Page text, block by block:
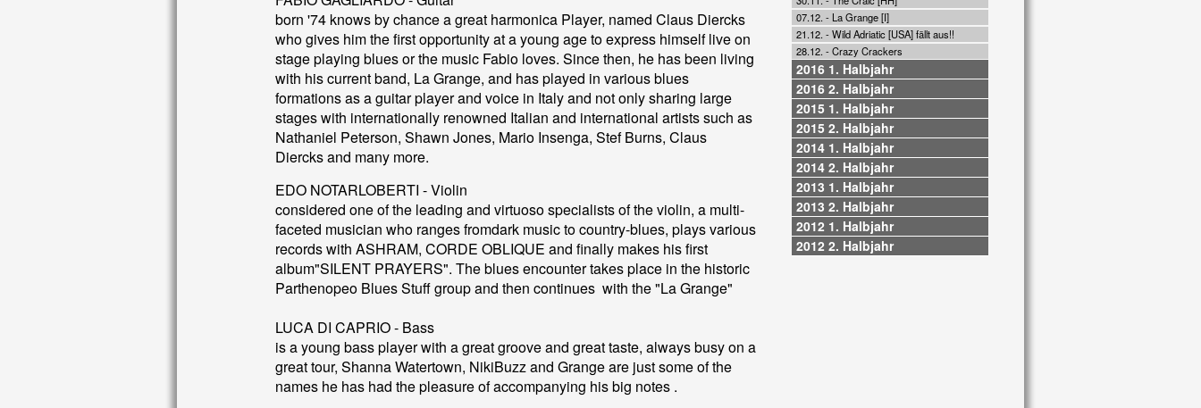
born '74 knows by chance a great harmonica Player, named Claus Diercks
who gives him the first opportunity at a young age to express himself live on
stage playing blues or the music Fabio loves. Since then, he has been living
with his current band, La Grange, and has played in various blues
formations as a guitar player and voice in Italy and not only sharing large
stages with internationally renowned Italian and international artists such as
Nathaniel Peterson, Shawn Jones, Mario Insenga, Stef Burns, Claus
Diercks and many more.
EDO NOTARLOBERTI - Violin
considered one of the leading and virtuoso specialists of the violin, a multi-
faceted musician who ranges fromdark music to country-blues, plays various
records with ASHRAM, CORDE OBLIQUE and finally makes his first
album"SILENT PRAYERS". The blues encounter takes place in the historic
Parthenopeo Blues Stuff group and then continues with the "La Grange"
LUCA DI CAPRIO - Bass
is a young bass player with a great groove and great taste, always busy on a
great tour, Shanna Watertown, NikiBuzz and Grange are just some of the
names he has had the pleasure of accompanying his big notes .
07.12. - La Grange [I]
21.12. - Wild Adriatic [USA] fällt aus!!
28.12. - Crazy Crackers
2016 1. Halbjahr
2016 2. Halbjahr
2015 1. Halbjahr
2015 2. Halbjahr
2014 1. Halbjahr
2014 2. Halbjahr
2013 1. Halbjahr
2013 2. Halbjahr
2012 1. Halbjahr
2012 2. Halbjahr